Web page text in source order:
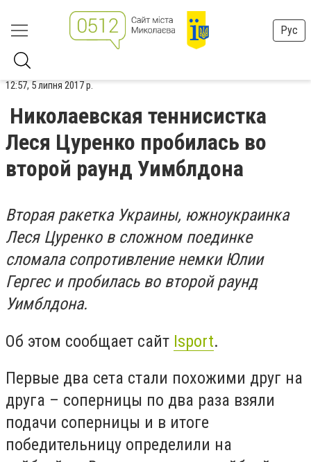
Рус
12:57, 5 липня 2017 р.
Николаевская теннисистка
Леся Цуренко пробилась во
второй раунд Уимблдона
Вторая ракетка Украины, южноукраинка
Леся Цуренко в сложном поединке
сломала сопротивление немки Юлии
Гергес и пробилась во второй раунд
Уимблдона.
Об этом сообщает сайт Isport.
Первые два сета стали похожими друг на
друга – соперницы по два раза взяли
подачи соперницы и в итоге
победительницу определили на